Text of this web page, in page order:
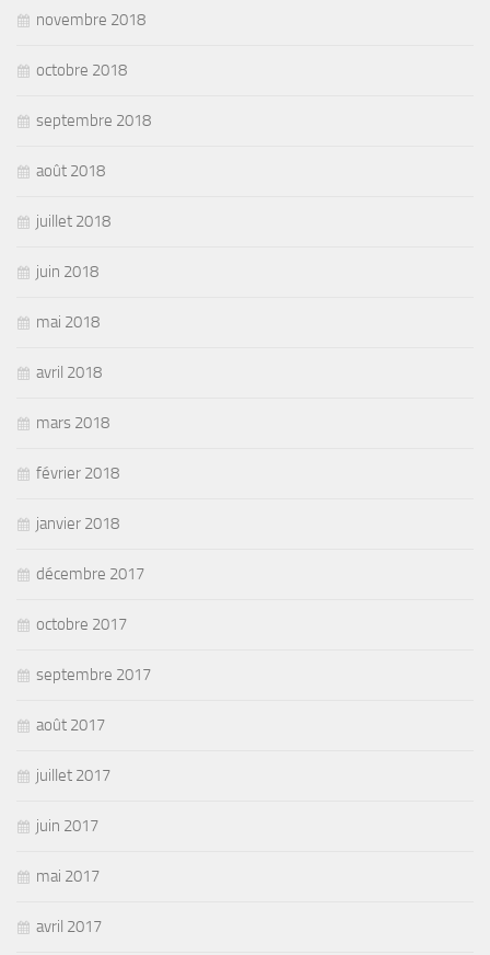
novembre 2018
octobre 2018
septembre 2018
août 2018
juillet 2018
juin 2018
mai 2018
avril 2018
mars 2018
février 2018
janvier 2018
décembre 2017
octobre 2017
septembre 2017
août 2017
juillet 2017
juin 2017
mai 2017
avril 2017